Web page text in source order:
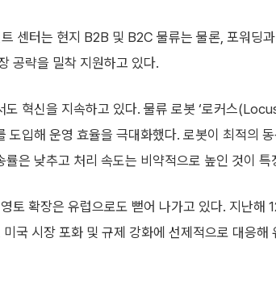
센터는 현지 B2B 및 B2C 물류는 물론, 포워딩
공략을 밀착 지원하고 있다.
도 혁신을 지속하고 있다. 물류 로봇 ‘로커스
도입해 운영 효율을 극대화했다. 로봇이 최적의
률은 낮추고 처리 속도는 비약적으로 높인 것이 특
토 확장은 유럽으로도 뻗어 나가고 있다. 지난해
미국 시장 포화 및 규제 강화에 선제적으로 대응